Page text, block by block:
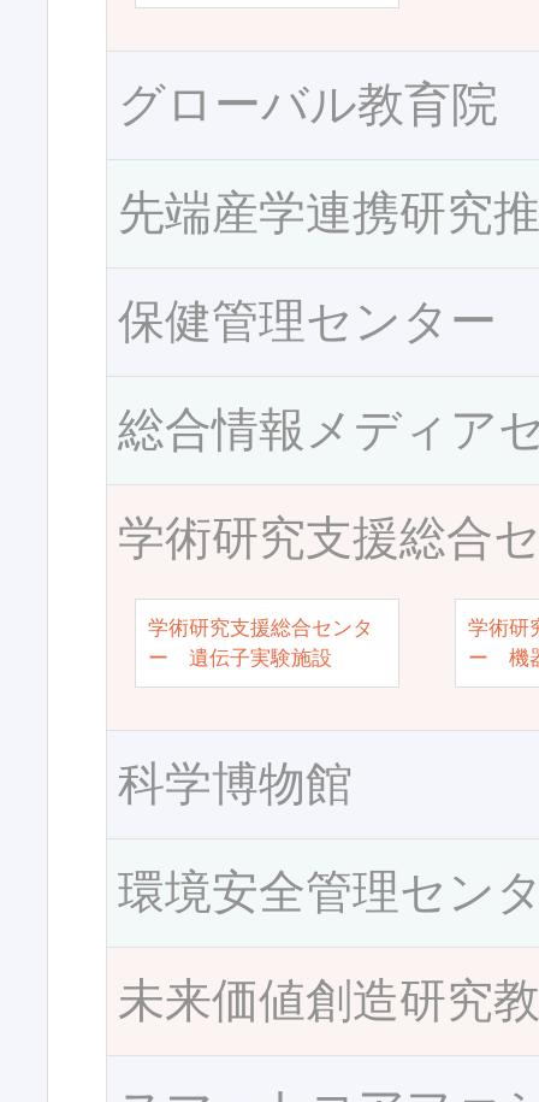
グローバル教育院
先端産学連携研究
保健管理センター
総合情報メディア
学術研究支援総合
学術研究支援総合センタ
ー 遺伝子実験施設
学術研
ー 機
科学博物館
環境安全管理セン
未来価値創造研究